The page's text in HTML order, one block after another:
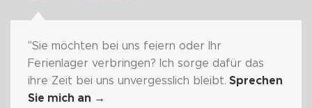
"Sie möchten bei uns feiern oder Ihr
Ferienlager verbringen? Ich sorge dafür das
ihre Zeit bei uns unvergesslich bleibt. Sprechen
Sie mich an →